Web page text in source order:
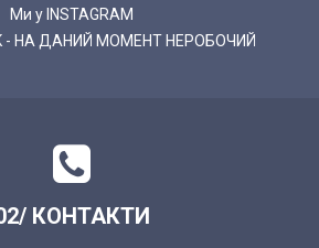
Ми у INSTAGRAM
- НА ДАНИЙ МОМЕНТ НЕРОБОЧИЙ
КОНТАКТИ